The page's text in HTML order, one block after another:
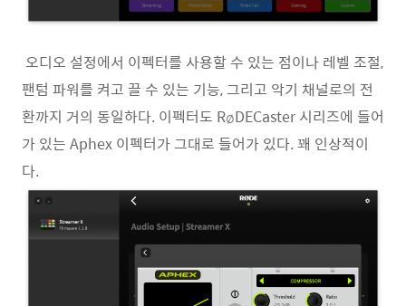
오디오 설정에서 이펙터를 사용할 수 있는 점이나 레벨 조절,
팬텀 파워를 켜고 끌 수 있는 기능, 그리고 악기 채널로의 전
환까지 거의 동일하다. 이펙터도 RøDECaster 시리즈에 들어
가 있는 Aphex 이펙터가 그대로 들어가 있다. 꽤 인상적이
다.